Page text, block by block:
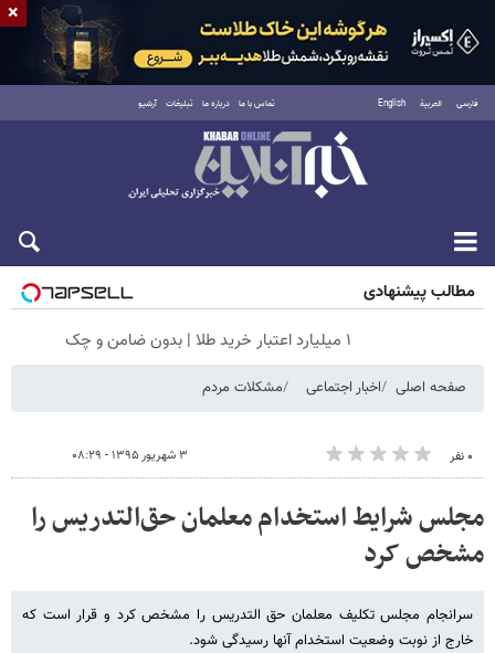
فارسی العربية English تماس با ما درباره ما تبلیغات آرشیو
جمعه ۱۶ مرداد ۱۴۰۵
مطالب پیشنهادی
۱ میلیارد اعتبار خرید طلا | بدون ضامن و چک
صفحه اصلی اخبار اجتماعی مشکلات مردم
۰ نفر ۳ شهریور ۱۳۹۵ - ۰۸:۲۹
مجلس شرایط استخدام معلمان حق‌التدریس را
مشخص کرد
سرانجام مجلس تکلیف معلمان حق التدریس را مشخص کرد و قرار است که
خارج از نوبت وضعیت استخدام آنها رسیدگی شود.
×